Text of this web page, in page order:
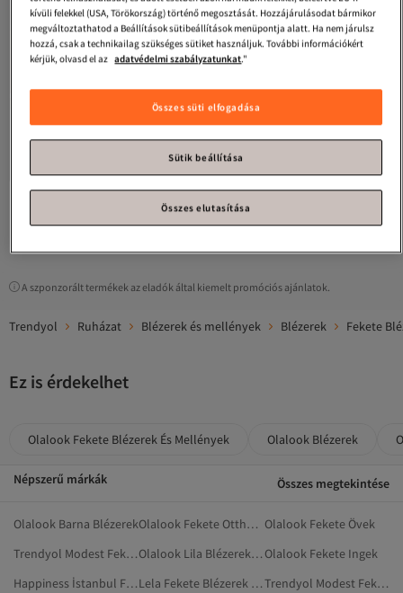
7 424
A szponzorált termékek az eladók által kiemelt promóciós ajánlatok.
Trendyol Ruházat Blézerek és mellények Blézerek Fekete
Ez is érdekelhet
Olalook Fekete Blézerek És Mellények Olalook Blézerek
Népszerű márkák Összes megtekintése
Olalook Barna Blézerek Olalook Fekete Otthoni Ruházat Olalook Fekete Övek
Trendyol Modest Fekete Blézerek
Olalook Lila Blézerek És Mellények Olalook Fekete Ingek
Happiness İstanbul Fekete Blézerek És Mellények
Lela Fekete Blézerek És Mellények
Trendyol Modest Fekete Blézerek És Mellények
kívüli felekkel (USA, Törökország) történő megosztását. Hozzájárulásodat bármikor
megváltoztathatod a Beállítások sütibeállítások menüpontja alatt. Ha nem járulsz
hozzá, csak a technikailag szükséges sütiket használjuk. További információkért
kérjük, olvasd el az adatvédelmi szabályzatunkat."
Összes süti elfogadása
Sütik beállítása
Összes elutasítása